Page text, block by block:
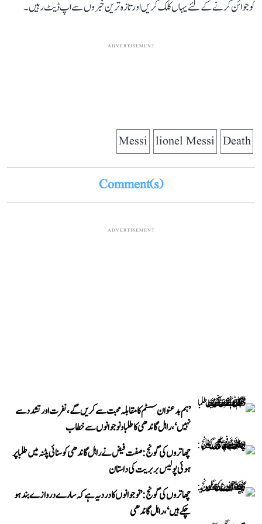
کو جوائن کرنے کے لئے یہاں کلک کریں اور تازہ ترین خبروں سے اپ ڈیٹ رہیں۔
ADVERTISEMENT
Death
lionel Messi
Messi
Comment(s)
ADVERTISEMENT
’ہم بدعنوان سسٹم کا مقابلہ محبت سے کریں گے، نفرت اور تشدد سے
نہیں‘، راہل گاندھی کا طلبا و نوجوانوں سے خطاب
چھاتروں کی گونج: صفت فیض نے راہل گاندھی کو سنائی پٹنہ میں طلبا پر
ہوئی پولیس بربریت کی داستان
چھاتروں کی گونج: ’نوجوانوں کا درد یہ ہے کہ سارے دروازے بند ہو
چکے ہیں‘، راہل گاندھی